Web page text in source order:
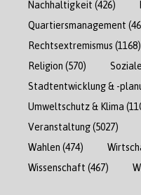
Nachhaltigkeit (426)
Quartiersmanagement
Rechtsextremismus (1168)
Religion (570)
Stadtentwicklung & -
Umweltschutz & Klima
Veranstaltung(5027)
Wahlen (474)
Wissenschaft (467)